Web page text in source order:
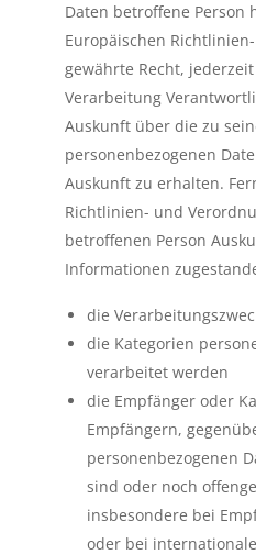
Daten betroffene Person
Europäischen
gewährte Recht,
Verarbeitung
Auskunft über die zu
personenbezogenen
Auskunft zu erhalten.
Richtlinien- und
betroffenen Person
Informationen
die
die Kategorien
verarbeitet werden
die Empfänger oder
Empfängern,
personenbezogenen
sind oder noch
insbesondere bei
oder bei